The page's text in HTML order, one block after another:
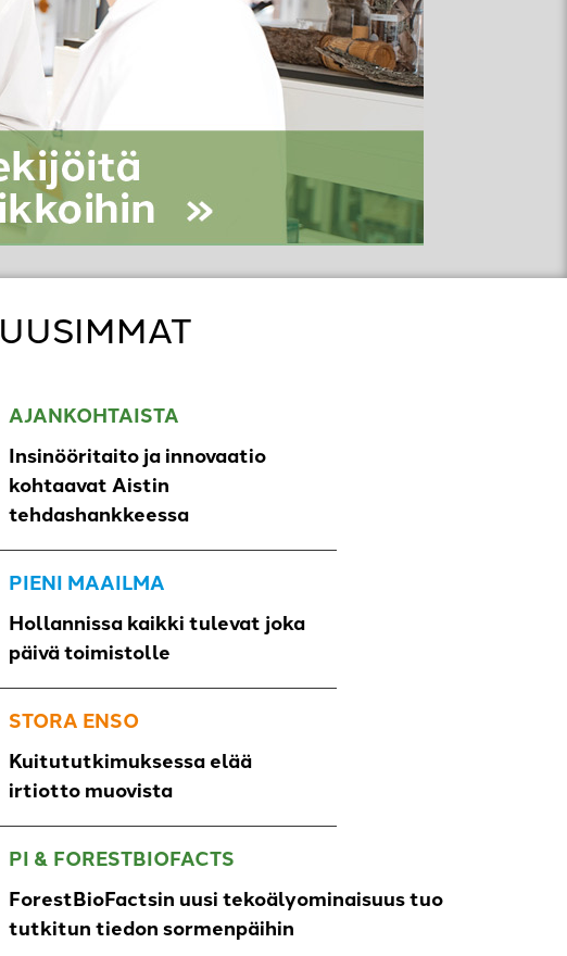
UUSIMMAT
AJANKOHTAISTA
Insinööritaito ja innovaatio
kohtaavat Aistin
tehdashankkeessa
PIENI MAAILMA
Hollannissa kaikki tulevat joka
päivä toimistolle
STORA ENSO
Kuitututkimuksessa elää
irtiotto muovista
PI & FORESTBIOFACTS
ForestBioFactsin uusi tekoälyominaisuus tuo
tutkitun tiedon sormenpäihin